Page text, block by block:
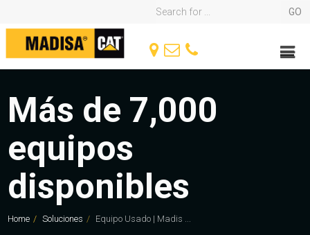
Más de 7,000
equipos
disponibles
Home Soluciones Equipo Usado | Madis ...